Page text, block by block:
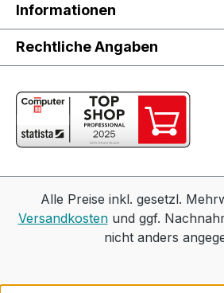
Informationen
Rechtliche Angaben
Alle Preise inkl. gesetzl.
Versandkostenund ggf.
nicht anders